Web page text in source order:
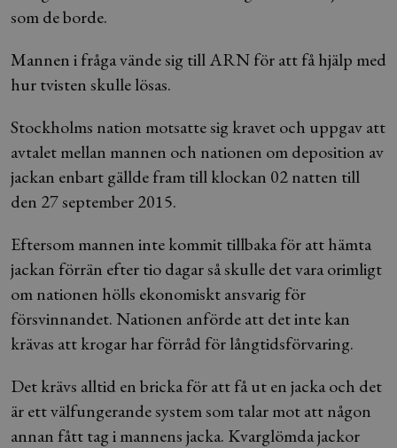
som de borde.
Mannen i fråga vände sig till ARN för att få hjälp med
hur tvisten skulle lösas.
Stockholms nation motsatte sig kravet och uppgav att
avtalet mellan mannen och nationen om deposition av
jackan enbart gällde fram till klockan 02 natten till
den 27 september 2015.
Eftersom mannen inte kommit tillbaka för att hämta
jackan förrän efter tio dagar så skulle det vara orimligt
om nationen hölls ekonomiskt ansvarig för
försvinnandet. Nationen anförde att det inte kan
krävas att krogar har förråd för långtidsförvaring.
Det krävs alltid en bricka för att få ut en jacka och det
är ett välfungerande system som talar mot att någon
annan fått tag i mannens jacka. Kvarglömda jackor